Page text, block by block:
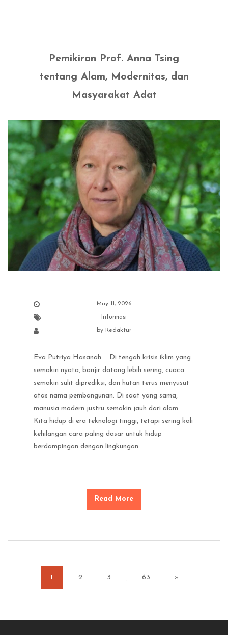
Pemikiran Prof. Anna Tsing
tentang Alam, Modernitas, dan
Masyarakat Adat
May 11, 2026
Informasi
by Redaktur
Eva Putriya Hasanah Di tengah krisis iklim yang
semakin nyata, banjir datang lebih sering, cuaca
semakin sulit diprediksi, dan hutan terus menyusut
atas nama pembangunan. Di saat yang sama,
manusia modern justru semakin jauh dari alam.
Kita hidup di era teknologi tinggi, tetapi sering kali
kehilangan cara paling dasar untuk hidup
berdampingan dengan lingkungan.
Read More
1 2 3 … 63 »